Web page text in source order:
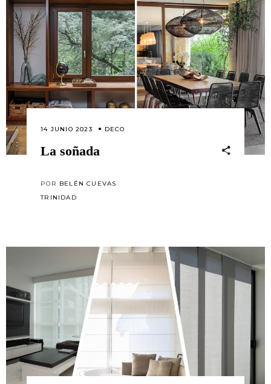
14 JUNIO 2023 DECO
La soñada
POR BELÉN CUEVAS
TRINIDAD